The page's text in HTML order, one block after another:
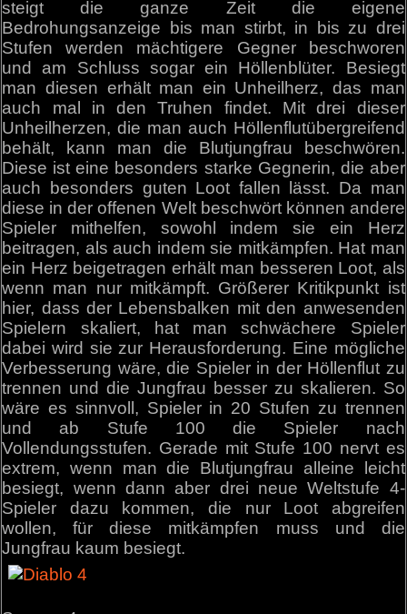
steigt die ganze Zeit die eigene
Bedrohungsanzeige bis man stirbt, in bis zu drei
Stufen werden mächtigere Gegner beschworen
und am Schluss sogar ein Höllenblüter. Besiegt
man diesen erhält man ein Unheilherz, das man
auch mal in den Truhen findet. Mit drei dieser
Unheilherzen, die man auch Höllenflutübergreifend
behält, kann man die Blutjungfrau beschwören.
Diese ist eine besonders starke Gegnerin, die aber
auch besonders guten Loot fallen lässt. Da man
diese in der offenen Welt beschwört können andere
Spieler mithelfen, sowohl indem sie ein Herz
beitragen, als auch indem sie mitkämpfen. Hat man
ein Herz beigetragen erhält man besseren Loot, als
wenn man nur mitkämpft. Größerer Kritikpunkt ist
hier, dass der Lebensbalken mit den anwesenden
Spielern skaliert, hat man schwächere Spieler
dabei wird sie zur Herausforderung. Eine mögliche
Verbesserung wäre, die Spieler in der Höllenflut zu
trennen und die Jungfrau besser zu skalieren. So
wäre es sinnvoll, Spieler in 20 Stufen zu trennen
und ab Stufe 100 die Spieler nach
Vollendungsstufen. Gerade mit Stufe 100 nervt es
extrem, wenn man die Blutjungfrau alleine leicht
besiegt, wenn dann aber drei neue Weltstufe 4-
Spieler dazu kommen, die nur Loot abgreifen
wollen, für diese mitkämpfen muss und die
Jungfrau kaum besiegt.